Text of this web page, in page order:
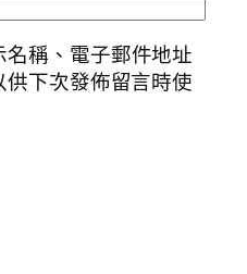
名稱、電子郵件地址
下次發佈留言時使